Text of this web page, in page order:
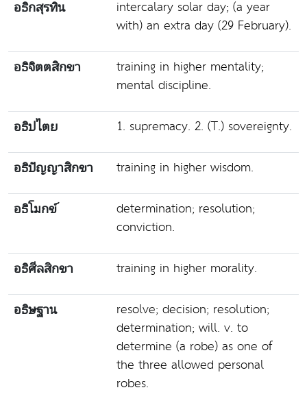
อธิกสุรทิน
intercalary solar day; (a year
with) an extra day (29 February).
อธิจิตตสิกขา
training in higher mentality;
mental discipline.
อธิปไตย 1. supremacy. 2. (T.) sovereignty.
อธิปัญญาสิกขา training in higher wisdom.
อธิโมกข์
determination; resolution;
conviction.
อธิศีลสิกขา training in higher morality.
อธิษฐาน
resolve; decision; resolution;
determination; will. v. to
determine (a robe) as one of
the three allowed personal
robes.